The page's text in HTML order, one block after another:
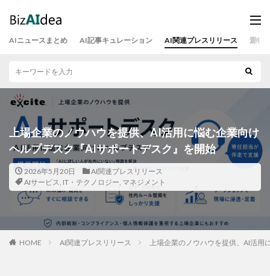
AIニュースまとめ AI記事キュレーション AI関連プレスリリース 運営
上場企業のノウハウを提供、AI活用に悩む企業向け
ヘルプデスク『AIサポートデスク』を開始
2026年5月20日
AI関連プレスリリース
AIサービス, IT・テクノロジー, マネジメント
HOME AI関連プレスリリース 上場企業のノウハウを提供、AI活用